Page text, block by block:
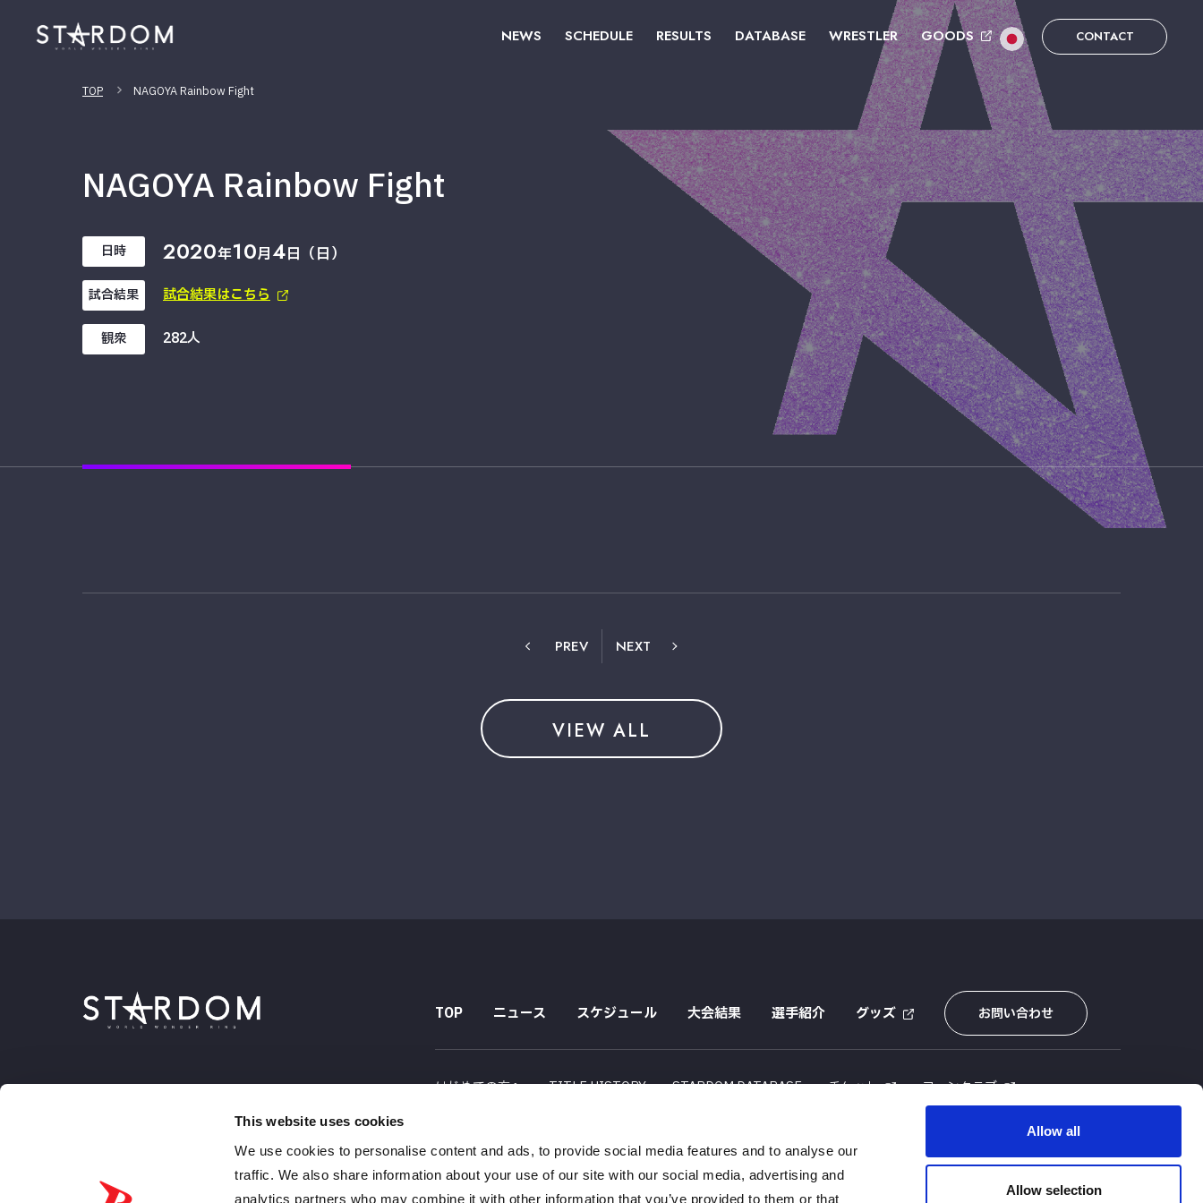
This website uses cookies
We use cookies to personalise content and ads, to provide social media features and to analyse our
traffic. We also share information about your use of our site with our social media, advertising and
analytics partners who may combine it with other information that you’ve provided to them or that
Allow all
Allow selection
NEWS SCHEDULE RESULTS DATABASE WRESTLER GOODS CONTACT
TOP NAGOYA Rainbow Fight
NAGOYA Rainbow Fight
日時 2020年10月4日（日）
試合結果 試合結果はこちら
観衆 282人
PREV NEXT
VIEW ALL
TOP ニュース スケジュール 大会結果 選手紹介 グッズ お問い合わせ
はじめての方へ TITLE HISTORY STARDOM DATABASE チケット ファンクラブ
採用情報